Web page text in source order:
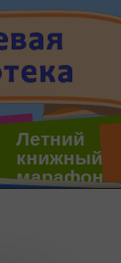
Летний
книжный
марафон